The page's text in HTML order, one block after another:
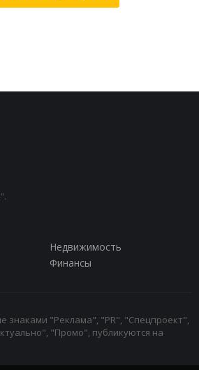
Недвижимость
Финансы
знаками "Реклама", "PR", "Спецпроект",
"Промо", публикуются на